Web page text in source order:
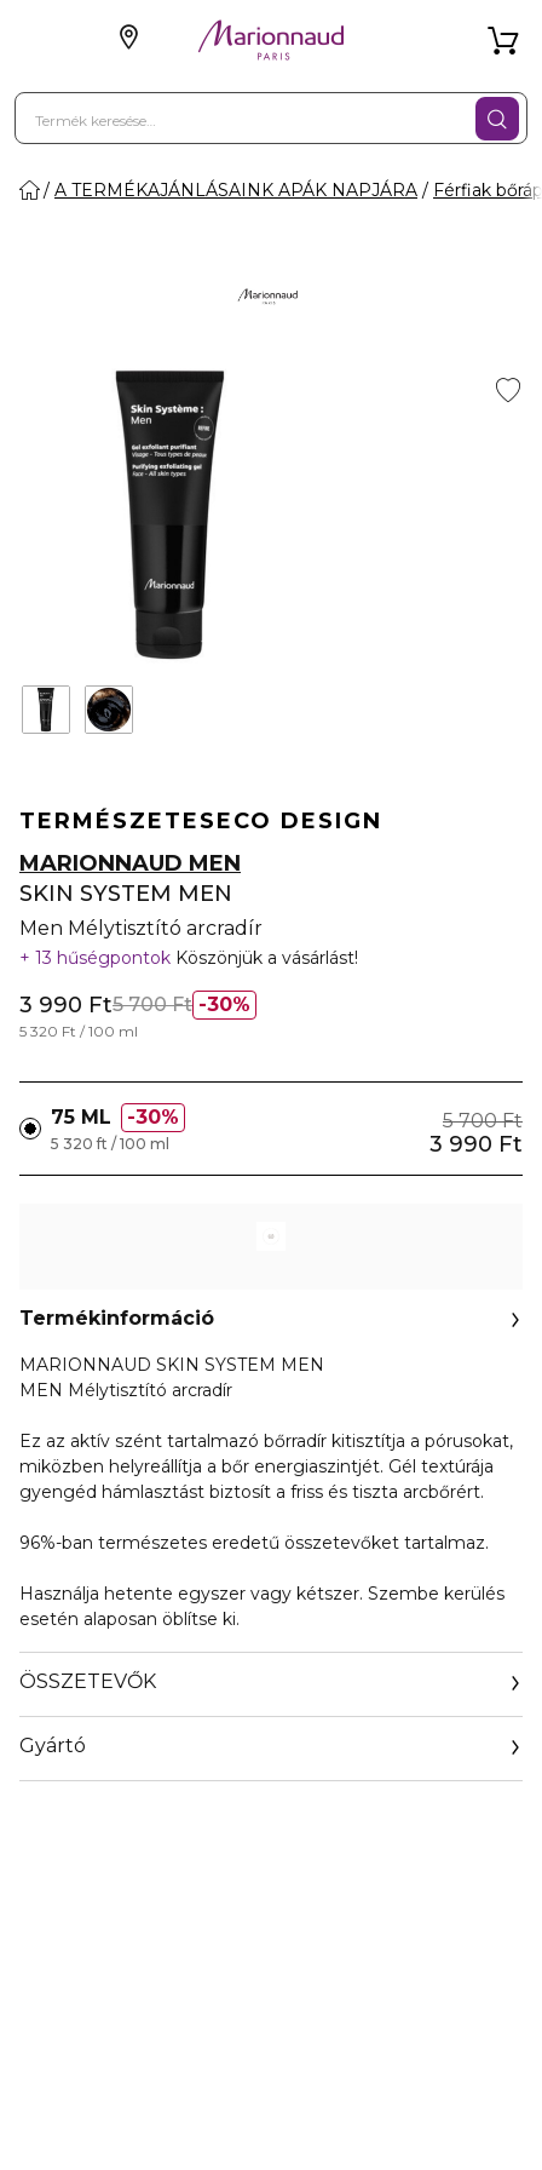
A TERMÉKAJÁNLÁSAINK APÁK NAPJÁRA Férfiak
TERMÉSZETESECO DESIGN
MARIONNAUD MEN
SKIN SYSTEM MEN
Men Mélytisztító arcradír
13 hűségpontok Köszönjük a vásárlást!
30%
3 990 Ft5 700 Ft
5 320 Ft / 100 ml
75 ML 30% 5 700 Ft
3 990 Ft
5 320 ft / 100 ml
Termékinformáció
MARIONNAUD SKIN SYSTEM MEN
MEN Mélytisztító arcradír
Ez az aktív szént tartalmazó bőrradír kitisztítja a pórusokat,
miközben helyreállítja a bőr energiaszintjét. Gél textúrája
gyengéd hámlasztást biztosít a friss és tiszta arcbőrért.
96%-ban természetes eredetű összetevőket tartalmaz.
Használja hetente egyszer vagy kétszer. Szembe kerülés
esetén alaposan öblítse ki.
ÖSSZETEVŐK
Gyártó